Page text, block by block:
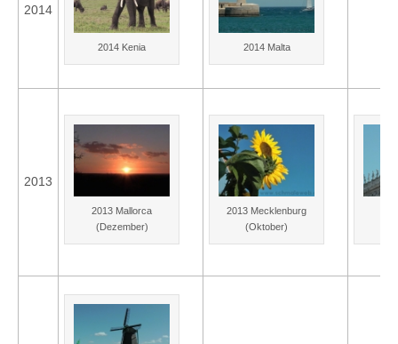
2014
2014 Kenia 2014 Malta
2013
2013 Mallorca
(Dezember)
2013 Mecklenburg
(Oktober)